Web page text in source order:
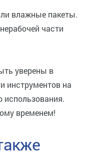
влажные пакеты.
части
уверены в
инструментов на
использования.
временем!